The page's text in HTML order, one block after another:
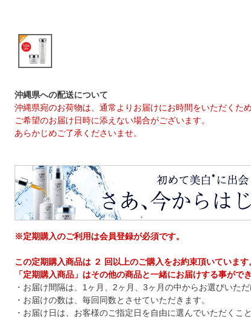
沖縄県への配送について
沖縄県宛のお荷物は、通常よりお届けにお時間をいただくため
ご希望のお届け日時に添えない場合がございます。
あらかじめご了承くださいませ。
※定期購入のご利用は会員登録が必須です。
この定期購入商品は ２ 回以上のご購入をお約束頂いています
「定期購入商品」はその他の商品と一緒にお届けする事ができ
・お届け間隔は、1ヶ月、2ヶ月、3ヶ月の中からお選びいただ
・お届けの数は、毎回同数とさせていただきます。
・お届け日は、お客様のご指定日を自由に選んでいただくこ